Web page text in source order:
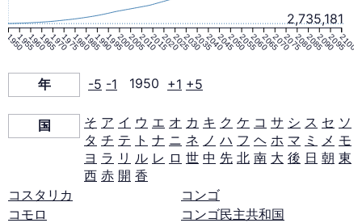
口
ピ
ラ
ッ
1950195519601965197019751980198519901995200020052010201520202025203020352040204520502055206020652070207520802085209020952100
2,735,181
年 -5 -1 1950 +1 +5
国 そ ア イ ウ エ オ カ キ ク ケ コ サ シ ス セ ソ
タ チ テ ト ナ ニ ネ ノ ハ フ ヘ ホ マ ミ メ モ
ヨ ラ リ ル レ ロ 世 中 先 北 南 大 後 日 朝 東
西 赤 開 香
コスタリカ
コモロ
コンゴ
コンゴ民主共和国